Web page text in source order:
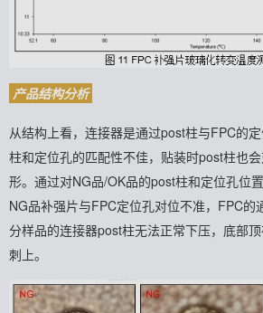
产品结构分析
从结构上看，连接器是通过post柱与FPC的
柱和定位孔的匹配性不佳，贴装时post柱也
形。 通过对NG品/OK品的post柱和定位孔位
NG品补强片与FPC定位孔对位不准，FPC的
分样品的连接器post柱无法正常下压，底部
刺上。